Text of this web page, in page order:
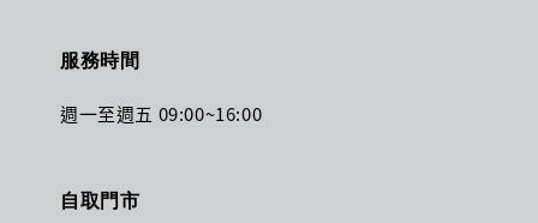
服務時間
週一至週五 09:00~16:00
自取門市